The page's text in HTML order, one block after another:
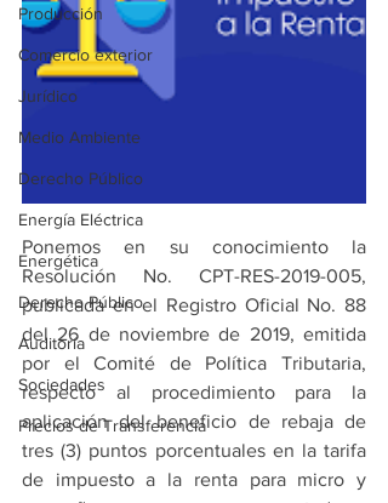
Producción
Comercio exterior
Jurídico
Medio Ambiente
Derecho Público
Energía Eléctrica
Energética
Derecho Público
Auditoría
Sociedades
Precios de Transferencia
Ponemos en su conocimiento la
Resolución No. CPT-RES-2019-005,
publicada en el Registro Oficial No. 88
del 26 de noviembre de 2019, emitida
por el Comité de Política Tributaria,
respecto al procedimiento para la
aplicación del beneficio de rebaja de
tres (3) puntos porcentuales en la tarifa
de impuesto a la renta para micro y